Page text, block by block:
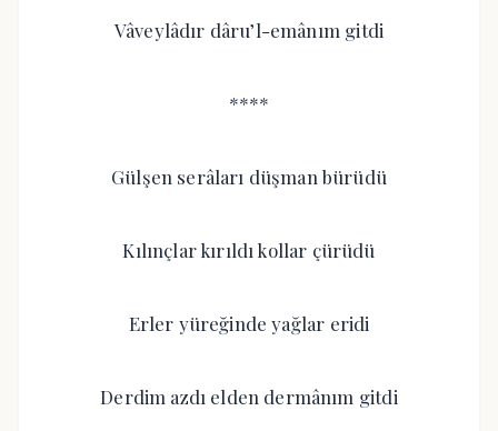
Vâveylâdır dâru’l-emânım gitdi
****
Gülşen serâları düşman bürüdü
Kılınçlar kırıldı kollar çürüdü
Erler yüreğinde yağlar eridi
Derdim azdı elden dermânım gitdi